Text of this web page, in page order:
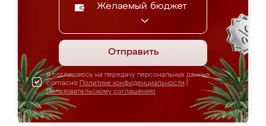
Желаемый бюджет
Отправить
Я соглашаюсь на передачу персональных данных
согласно Политике конфиденциальности
Пользовательскому соглашению